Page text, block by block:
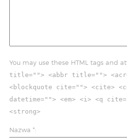
You may use these HTML tags and
title=""> <abbr title="">
<blockquote cite=""> <cite>
datetime=""> <em> <i> <q
<strong>
Nazwa *